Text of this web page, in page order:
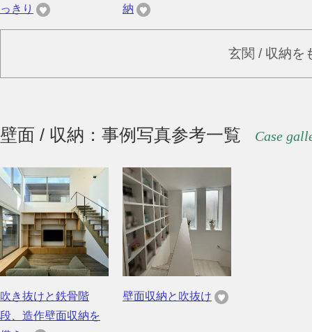
っきり
納
玄関 / 収納を
壁面 / 収納：事例写真参考一覧 Case
吹き抜けと鉄骨階
段、造作壁面収納を
壁面収納と吹抜け